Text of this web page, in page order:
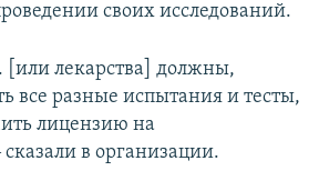
своих исследований.
[или лекарства] должны,
все разные испытания и тесты,
лицензию на
в организации.